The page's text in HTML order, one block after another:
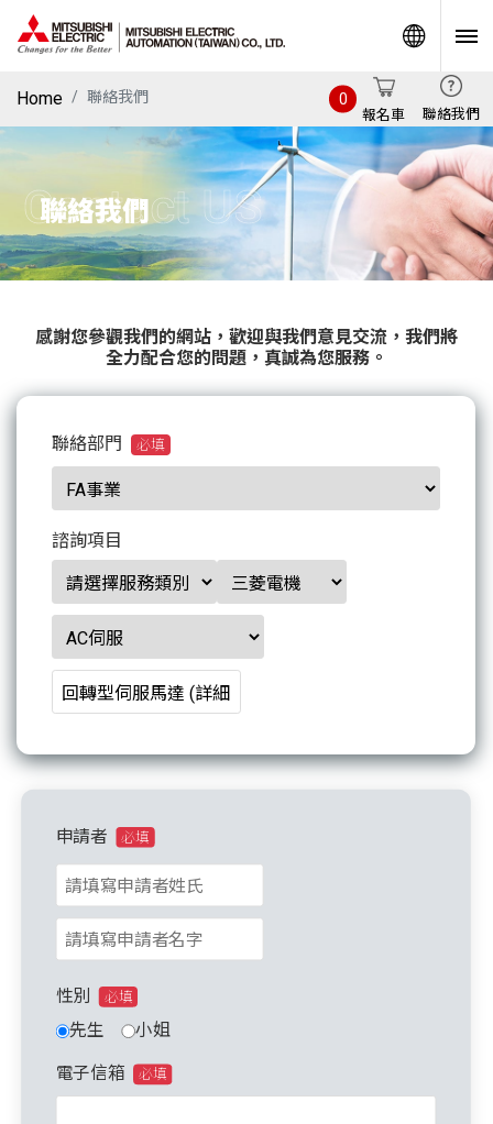
Home 聯絡我們
報名車
0
聯絡我們
聯絡我們
Contact US
感謝您參觀我們的網站，歡迎與我們意見交流，我們將
全力配合您的問題，真誠為您服務。
聯絡部門 必填
諮詢項目
申請者 必填
性別 必填
先生 小姐
電子信箱 必填